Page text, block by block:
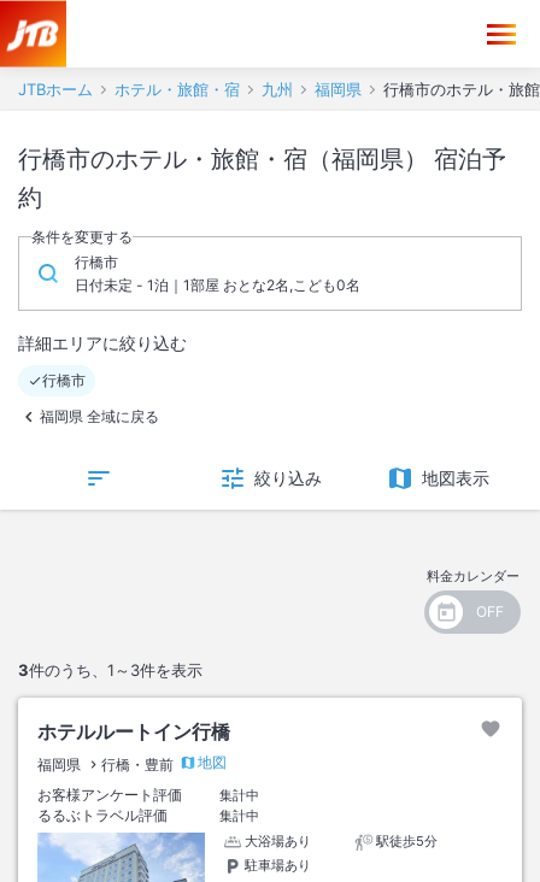
JTBホーム ホテル・旅館・宿 九州 福岡県 行橋市のホテル・旅
行橋市のホテル・旅館・宿（福岡県） 宿泊予
約
条件を変更する
行橋市
日付未定 - 1泊｜1部屋 おとな2名,こども0名
詳細エリアに絞り込む
行橋市
福岡県 全域に戻る
絞り込み 地図表示
料金カレンダー
3件のうち、 1～3件を表示
ホテルルートイン行橋
福岡県 行橋・豊前
地図
お客様アンケート評価
集計中
るるぶトラベル評価
集計中
大浴場あり
駅徒歩5分
駐車場あり